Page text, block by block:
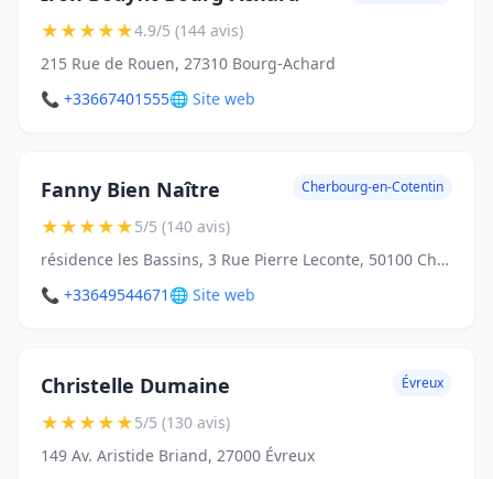
★★★★★4.9/5 (144 avis)
215 Rue de Rouen, 27310 Bourg-Achard
📞 +33667401555🌐 Site web
Fanny Bien Naître Cherbourg-en-Cotentin
★★★★★5/5 (140 avis)
résidence les Bassins, 3 Rue Pierre Leconte, 50100 Cherbourg-en-Cotentin
📞 +33649544671 🌐 Site web
Christelle Dumaine Évreux
★★★★★5/5 (130 avis)
149 Av. Aristide Briand, 27000 Évreux